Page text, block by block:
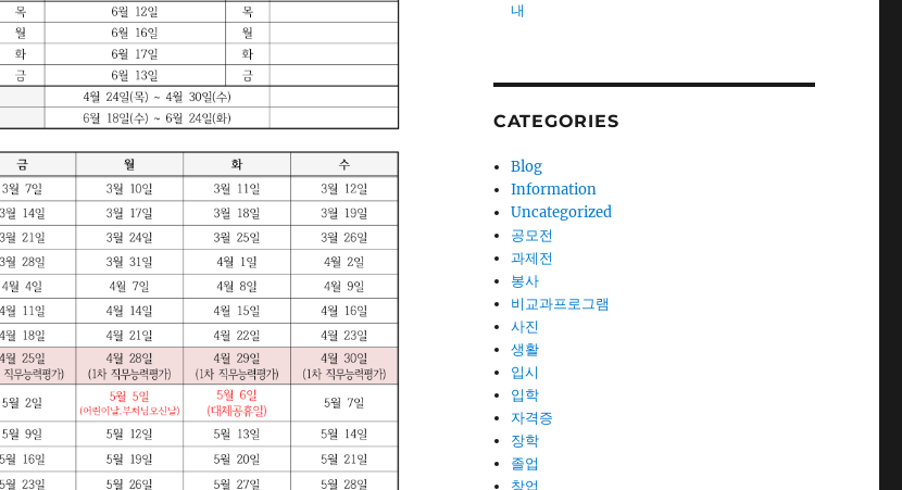
내
CATEGORIES
Blog
Information
Uncategorized
공모전
과제전
봉사
비교과프로그램
사진
생활
입시
입학
자격증
장학
졸업